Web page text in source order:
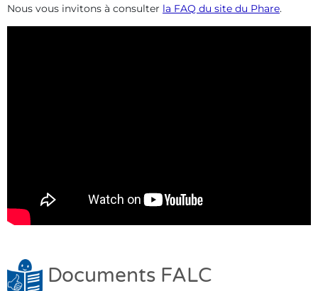
Nous vous invitons à consulter la FAQ du site du Phare.
Documents FALC